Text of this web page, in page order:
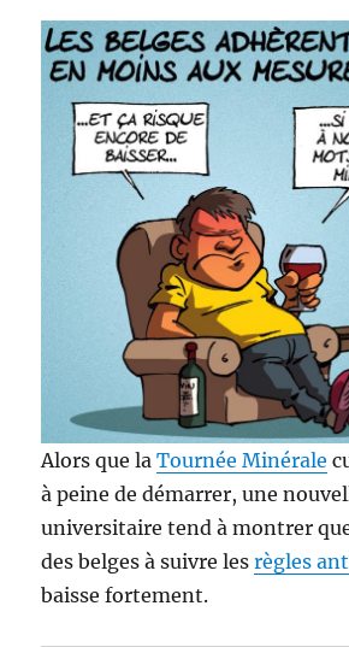
Alors que laTournée Minérale
à peine de démarrer, une
universitaire tend à montrer
des belges à suivre lesrègles
baisse fortement.